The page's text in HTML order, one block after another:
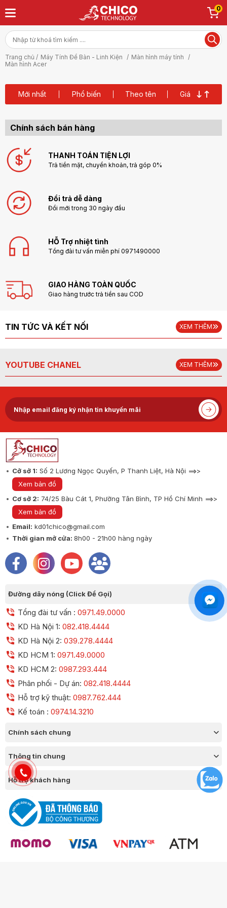
0
Trang chủ / Máy Tính Để Bàn - Linh Kiện / Màn hình máy tính /
Màn hình Acer
Mới nhất Phổ biến Theo tên Giá
Chính sách bán hàng
THANH TOÁN TIỆN LỢI
Trả tiền mặt, chuyển khoản, trả góp 0%
Đổi trả dễ dàng
Đổi mới trong 30 ngày đầu
HỖ Trợ nhiệt tình
Tổng đài tư vấn miễn phí 0971490000
GIAO HÀNG TOÀN QUỐC
Giao hàng trước trả tiền sau COD
TIN TỨC VÀ KẾT NỐI XEM THÊM
YOUTUBE CHANEL XEM THÊM
Cở sở 1: Số 2 Lương Ngọc Quyến, P Thanh Liệt, Hà Nội ==>>
Xem bản đồ
Cơ sở 2: 74/25 Bàu Cát 1, Phường Tân Bình, TP Hồ Chí Minh ==>>
Xem bản đồ
Email: kd01chico@gmail.com
Thời gian mở cửa: 8h00 - 21h00 hàng ngày
Đường dây nóng (Click Để Gọi)
Tổng đài tư vấn : 0971.49.0000
KD Hà Nội 1: 082.418.4444
KD Hà Nội 2: 039.278.4444
KD HCM 1: 0971.49.0000
KD HCM 2: 0987.293.444
Phân phối - Dự án: 082.418.4444
Hỗ trợ kỹ thuật: 0987.762.444
Kế toán : 0974.14.3210
Chính sách chung
Thông tin chung
Hỗ trợ khách hàng